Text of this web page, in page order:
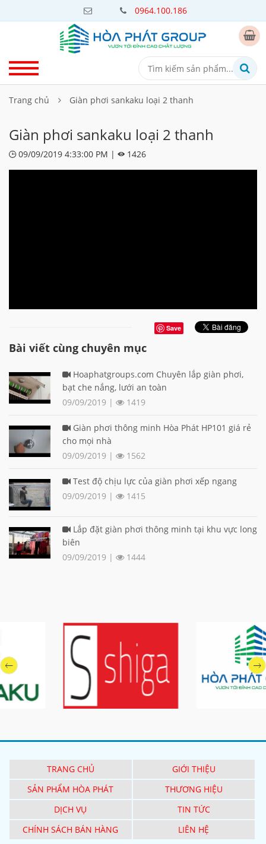
0964.100.186
Trang chủ Giàn phơi sankaku loại 2 thanh
Giàn phơi sankaku loại 2 thanh
09/09/2019 4:33:00 PM | 1426
Save
Bài viết cùng chuyên mục
Hoaphatgroups.com Chuyên lắp giàn phơi,
bạt che nắng, lưới an toàn
09/09/2019 |
1419
Giàn phơi thông minh Hòa Phát HP101 giá rẻ
cho mọi nhà
09/09/2019 |
1562
Test độ chịu lực của giàn phơi xếp ngang
09/09/2019 |
1415
Lắp đặt giàn phơi thông minh tại khu vực long
biên
09/09/2019 |
1444
TRANG CHỦ
GIỚI THIỆU
SẢN PHẨM HÒA PHÁT
THƯƠNG HIỆU
DỊCH VỤ
TIN TỨC
CHÍNH SÁCH BÁN HÀNG
LIÊN HỆ